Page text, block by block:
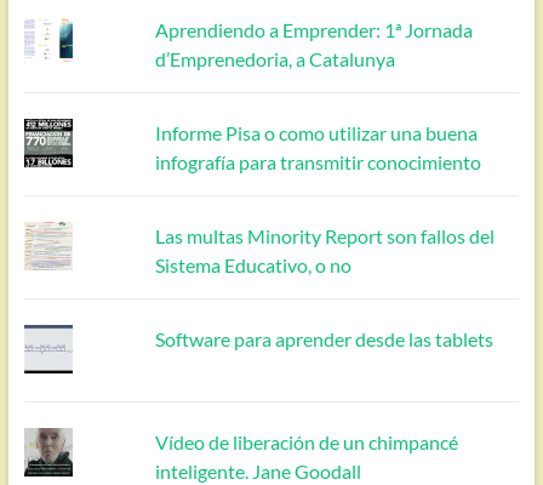
Aprendiendo a Emprender: 1ª Jornada
d’Emprenedoria, a Catalunya
Informe Pisa o como utilizar una buena
infografía para transmitir conocimiento
Las multas Minority Report son fallos del
Sistema Educativo, o no
Software para aprender desde las tablets
Vídeo de liberación de un chimpancé
inteligente. Jane Goodall